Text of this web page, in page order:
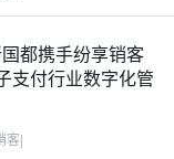
都携手纷享销客
支付行业数字化管
客|